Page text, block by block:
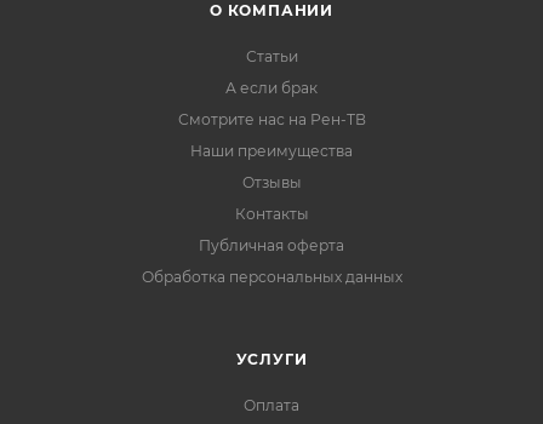
О КОМПАНИИ
Статьи
А если брак
Смотрите нас на Рен-ТВ
Наши преимущества
Отзывы
Контакты
Публичная оферта
Обработка персональных данных
УСЛУГИ
Оплата